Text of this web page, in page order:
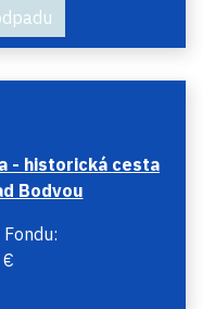
Bodvou (Košice -
Bodvou (Košice -
Moldava nad
- historická cesta
Bodvou